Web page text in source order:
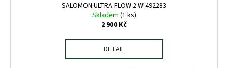
SALOMON ULTRA FLOW 2 W 492283
Skladem (1 ks)
2 900 Kč
DETAIL